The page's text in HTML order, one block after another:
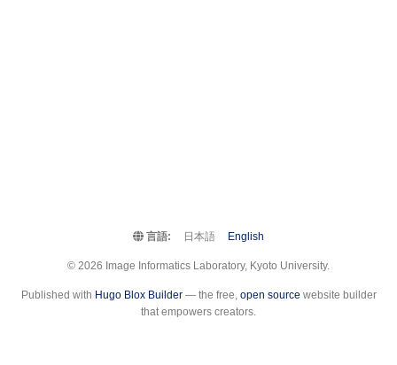
言語: 日本語 English
© 2026 Image Informatics Laboratory, Kyoto University.
Published with Hugo Blox Builder— the free, open source website builder
that empowers creators.